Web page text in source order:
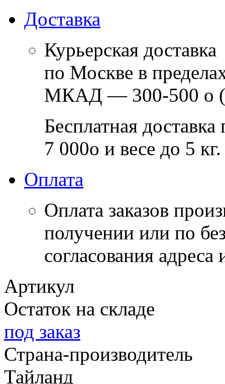
Доставка
Курьерская доставка
по Москве в
МКАД — 300-500 o
Бесплатная
7 000o и весе до 5 кг.
Оплата
Оплата заказов
получении или по
согласования
Артикул
Остаток на складе
под заказ
Страна-производитель
Тайланд